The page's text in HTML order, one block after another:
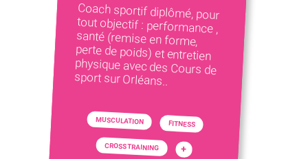
Coach sportif diplômé, pour
tout objectif : performance ,
santé (remise en forme,
perte de poids) et entretien
physique avec des Cours de
sport sur Orléans..
MUSCULATION FITNESS
CROSS TRAINING +